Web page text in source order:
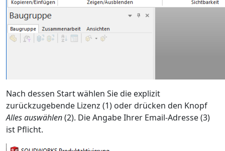
Nach dessen Start wählen Sie die explizit
zurückzugebende Lizenz (1) oder drücken den Knopf
Alles auswählen(2). Die Angabe Ihrer Email-Adresse (3)
ist Pflicht.